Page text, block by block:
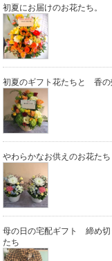
初夏にお届けのお花たち。
初夏のギフト花たちと 香の
やわらかなお供えのお花たち
母の日の宅配ギフト 締め切
たち